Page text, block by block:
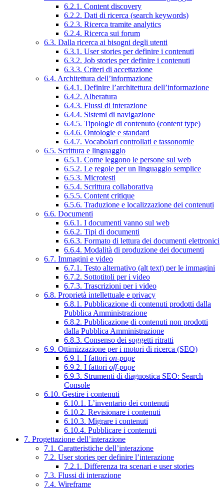
6.2.1. Content discovery
6.2.2. Dati di ricerca (search keywords)
6.2.3. Ricerca tramite analytics
6.2.4. Ricerca sui forum
6.3. Dalla ricerca ai bisogni degli utenti
6.3.1. User stories per definire i contenuti
6.3.2. Job stories per definire i contenuti
6.3.3. Criteri di accettazione
6.4. Architettura dell’informazione
6.4.1. Definire l’architettura dell’informazione
6.4.2. Alberatura
6.4.3. Flussi di interazione
6.4.4. Sistemi di navigazione
6.4.5. Tipologie di contenuto (content type)
6.4.6. Ontologie e standard
6.4.7. Vocabolari controllati e tassonomie
6.5. Scrittura e linguaggio
6.5.1. Come leggono le persone sul web
6.5.2. Le regole per un linguaggio semplice
6.5.3. Microtesti
6.5.4. Scrittura collaborativa
6.5.5. Content critique
6.5.6. Traduzione e localizzazione dei contenuti
6.6. Documenti
6.6.1. I documenti vanno sul web
6.6.2. Tipi di documenti
6.6.3. Formato di lettura dei documenti elettronici
6.6.4. Modalità di produzione dei documenti
6.7. Immagini e video
6.7.1. Testo alternativo (alt text) per le immagini
6.7.2. Sottotitoli per i video
6.7.3. Trascrizioni per i video
6.8. Proprietà intellettuale e privacy
6.8.1. Pubblicazione di contenuti prodotti dalla
Pubblica Amministrazione
6.8.2. Pubblicazione di contenuti non prodotti
dalla Pubblica Amministrazione
6.8.3. Consenso dei soggetti ritratti
6.9. Ottimizzazione per i motori di ricerca (SEO)
6.9.1. I fattori on-page
6.9.2. I fattori off-page
6.9.3. Strumenti di diagnostica SEO: Search
Console
6.10. Gestire i contenuti
6.10.1. L’inventario dei contenuti
6.10.2. Revisionare i contenuti
6.10.3. Migrare i contenuti
6.10.4. Pubblicare i contenuti
7. Progettazione dell’interazione
7.1. Caratteristiche dell’interazione
7.2. User stories per definire l’interazione
7.2.1. Differenza tra scenari e user stories
7.3. Flussi di interazione
7.4. Wireframe